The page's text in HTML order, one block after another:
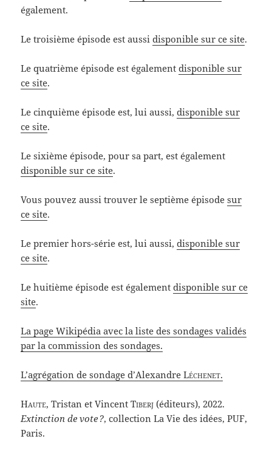
également.
Le troisième épisode est aussidisponible sur ce site.
Le quatrième épisode est égalementdisponible sur
ce site.
Le cinquième épisode est, lui aussi,disponible sur
ce site.
Le sixième épisode, pour sa part, est également
disponible sur ce site.
Vous pouvez aussi trouver le septième épisodesur
ce site.
Le premier hors-série est, lui aussi,disponible sur
ce site.
Le huitième épisode est égalementdisponible sur ce
site.
La page Wikipédia avec la liste des sondages validés
par la commission des sondages.
L’agrégation de sondage d’AlexandreLéchenet.
Haute, Tristan et VincentTiberj (éditeurs), 2022.
Extinction de vote ?, collection La Vie des idées, PUF,
Paris.